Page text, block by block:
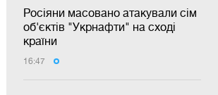
Росіяни масовано атакували сім
об'єктів "Укрнафти" на сході
країни
16:47